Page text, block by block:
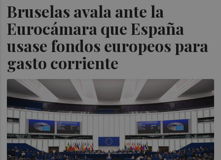
Bruselas avala ante la
Eurocámara que España
usase fondos europeos para
gasto corriente